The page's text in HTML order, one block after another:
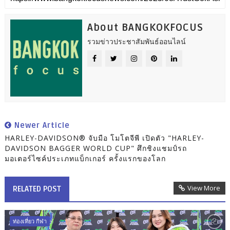
About BANGKOKFOCUS
รวมข่าวประชาสัมพันธ์ออนไลน์
Newer Article
HARLEY-DAVIDSON® จับมือ โมโตจีพี เปิดตัว "HARLEY-
DAVIDSON BAGGER WORLD CUP" ศึกชิงแชมป์รถ
มอเตอร์ไซค์ประเภทแบ็กเกอร์ ครั้งแรกของโลก
RELATED POST View More
ท่องเที่ยว กีฬา